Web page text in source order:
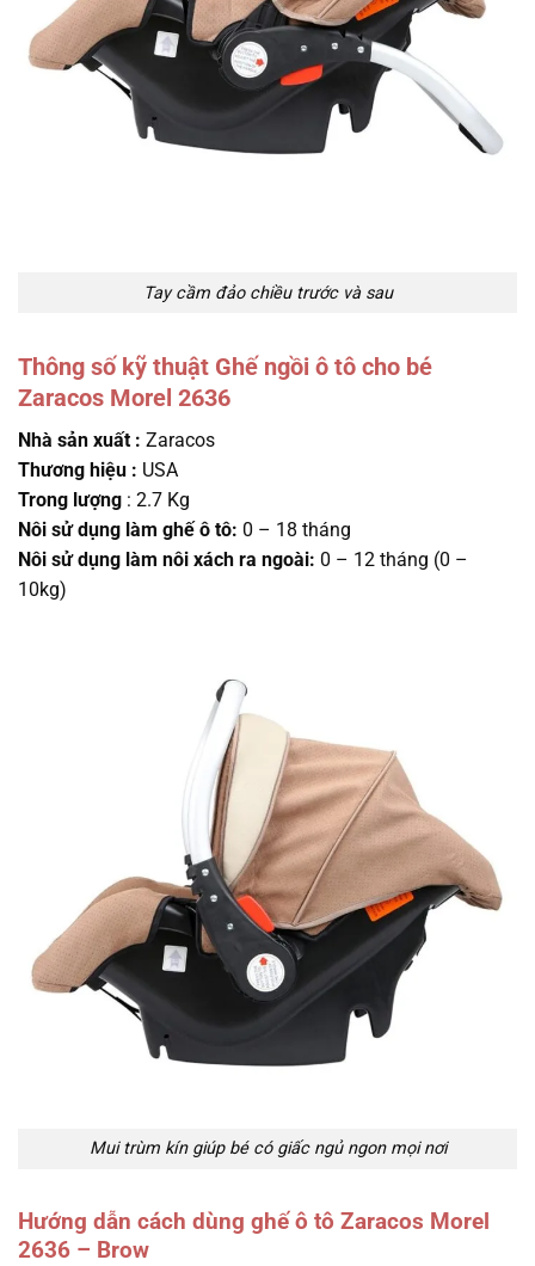
Tay cầm đảo chiều trước và sau
Thông số kỹ thuật Ghế ngồi ô tô cho bé
Zaracos Morel 2636
Nhà sản xuất : Zaracos
Thương hiệu : USA
Trong lượng : 2.7 Kg
Nôi sử dụng làm ghế ô tô: 0 – 18 tháng
Nôi sử dụng làm nôi xách ra ngoài: 0 – 12 tháng (0 –
10kg)
Mui trùm kín giúp bé có giấc ngủ ngon mọi nơi
Hướng dẫn cách dùng ghế ô tô Zaracos Morel
2636 – Brow